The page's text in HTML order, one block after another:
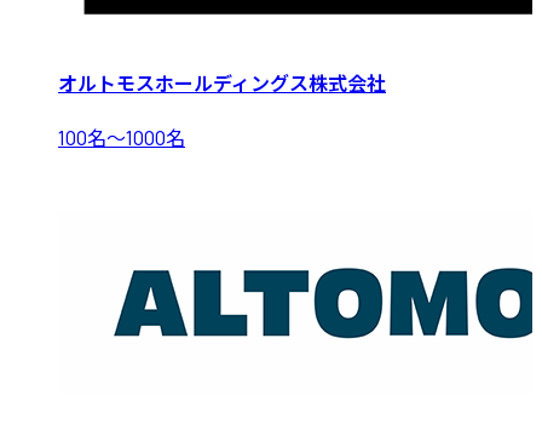
オルトモスホールディングス株式会社
100名〜1000名